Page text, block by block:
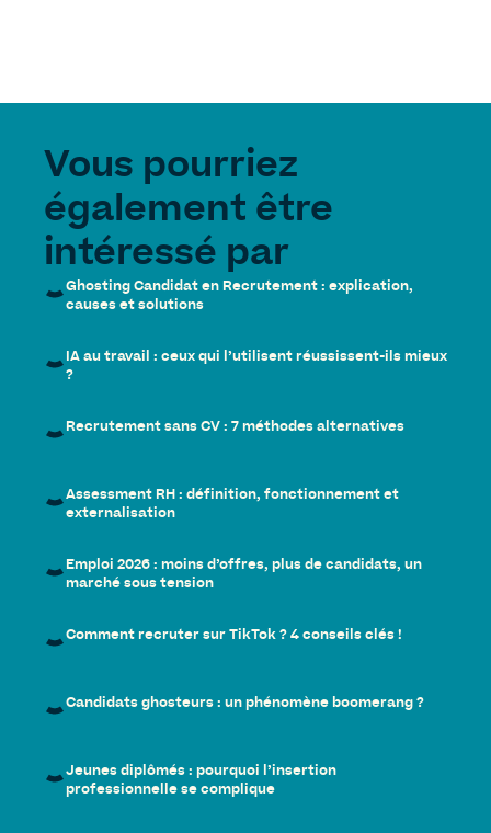
Vous pourriez
également être
intéressé par
Ghosting Candidat en Recrutement : explication,
causes et solutions
IA au travail : ceux qui l’utilisent réussissent-ils mieux
?
Recrutement sans CV : 7 méthodes alternatives
Assessment RH : définition, fonctionnement et
externalisation
Emploi 2026 : moins d’offres, plus de candidats, un
marché sous tension
Comment recruter sur TikTok ? 4 conseils clés !
Candidats ghosteurs : un phénomène boomerang ?
Jeunes diplômés : pourquoi l’insertion
professionnelle se complique